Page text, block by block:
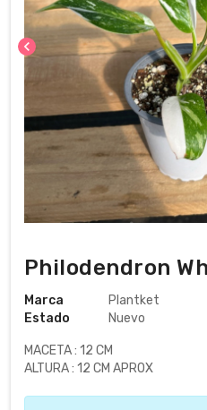
chevron_left
Philodendron
Marca
Plantket
Estado
Nuevo
MACETA : 12 CM
ALTURA : 12 CM APROX